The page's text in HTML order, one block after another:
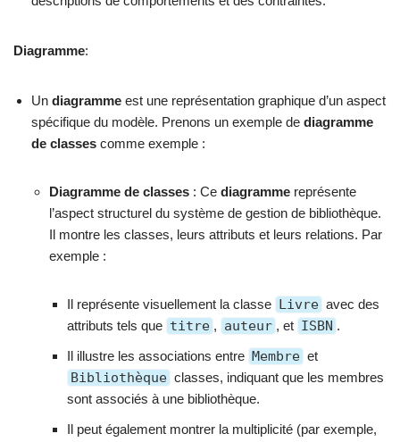
Diagramme:
Un diagramme est une représentation graphique d’un aspect
spécifique du modèle. Prenons un exemple de diagramme
de classes comme exemple :
Diagramme de classes : Ce diagramme représente
l’aspect structurel du système de gestion de bibliothèque.
Il montre les classes, leurs attributs et leurs relations. Par
exemple :
Il représente visuellement la classe Livre avec des
attributs tels que titre , auteur , et ISBN .
Il illustre les associations entre Membre et
Bibliothèque classes, indiquant que les membres
sont associés à une bibliothèque.
Il peut également montrer la multiplicité (par exemple,